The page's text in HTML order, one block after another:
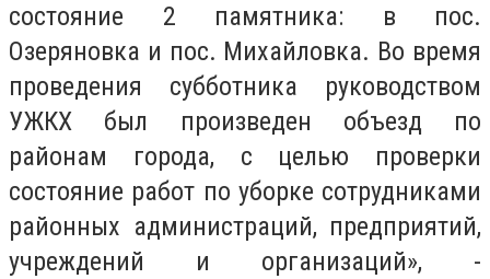
состояние 2 памятника: в пос.
Озеряновка и пос. Михайловка. Во время
проведения субботника руководством
УЖКХ был произведен объезд по
районам города, с целью проверки
состояние работ по уборке сотрудниками
районных администраций, предприятий,
учреждений и организаций», -